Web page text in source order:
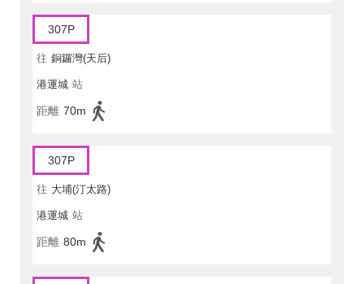
307P
往 銅鑼灣(天后)
港運城 站
距離 70m
307P
往 大埔(汀太路)
港運城 站
距離 80m